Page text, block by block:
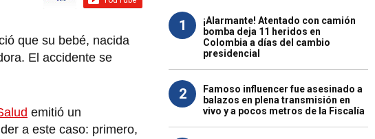
que su bebé, nacida
El accidente se
emitió un
a este caso: primero,
1
¡Alarmante! Atentado con camión
bomba deja 11 heridos en
Colombia a días del cambio
presidencial
2
Famoso influencer fue asesinado a
balazos en plena transmisión en
vivo y a pocos metros de la Fiscalía